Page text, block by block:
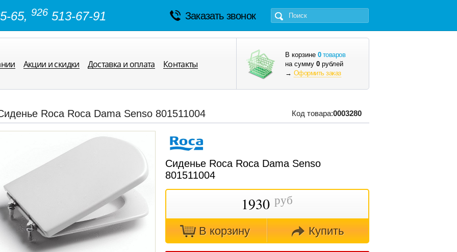
65, 926 513-67-91 Заказать звонок
В корзине 0товаров
на сумму 0 рублей
→ Оформить заказ
Акции и скидки Доставка и оплата Контакты
Roca Roca Dama Senso 801511004 Код товара:0003280
Сиденье Roca Roca Dama Senso
801511004
1930 руб
В кoрзину Купить